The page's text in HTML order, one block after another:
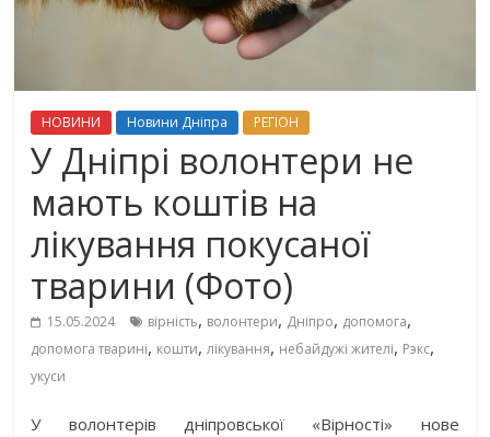
НОВИНИ Новини Дніпра РЕГІОН
У Дніпрі волонтери не
мають коштів на
лікування покусаної
тварини (Фото)
15.05.2024 вірність, волонтери, Дніпро, допомога,
допомога тварині, кошти,лікування, небайдужі жителі, Рэкс,
укуси
У волонтерів дніпровської «Вірності» нове